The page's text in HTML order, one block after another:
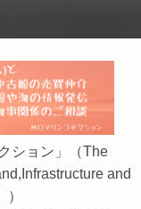
ション」（The
and